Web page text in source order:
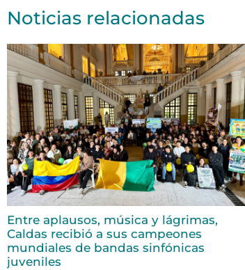
Noticias relacionadas
Entre aplausos, música y lágrimas,
Caldas recibió a sus campeones
mundiales de bandas sinfónicas
juveniles